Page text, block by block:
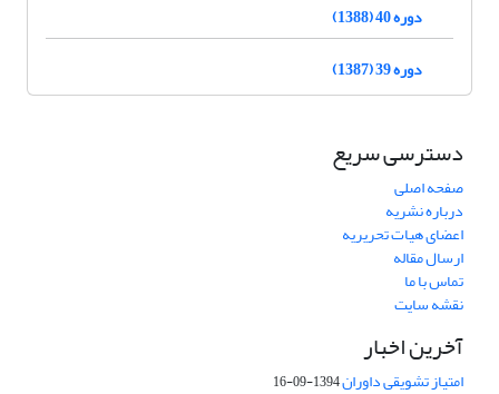
دوره 40 (1388)
دوره 39 (1387)
دسترسی سریع
صفحه اصلی
درباره نشریه
اعضای هیات تحریریه
ارسال مقاله
تماس با ما
نقشه سایت
آخرین اخبار
امتیاز تشویقی داوران1394-09-16